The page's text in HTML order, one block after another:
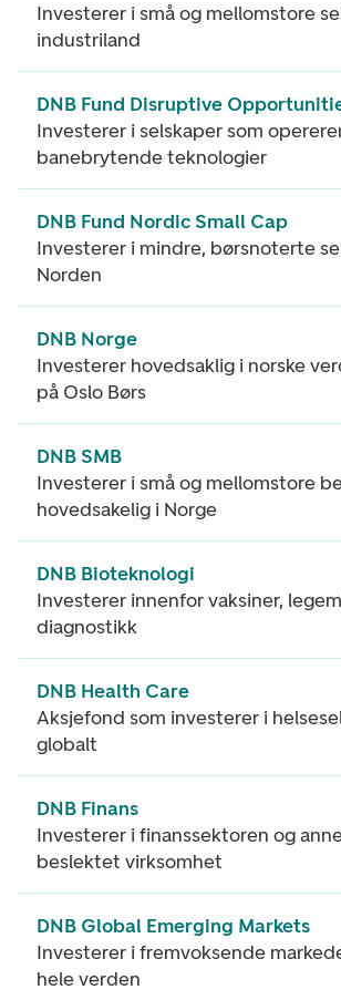
Investerer i små og mellomstore
industriland
DNB Fund Disruptive
Investerer i selskaper som
banebrytende teknologier
DNB Fund Nordic Small Cap
Investerer i mindre, børsnoterte
Norden
DNB Norge
Investerer hovedsaklig i norske
på Oslo Børs
DNB SMB
Investerer i små og mellomstore
hovedsakelig i Norge
DNB Bioteknologi
Investerer innenfor vaksiner,
diagnostikk
DNB Health Care
Aksjefond som investerer i
globalt
DNB Finans
Investerer i finanssektoren og
beslektet virksomhet
DNB Global Emerging Markets
Investerer i fremvoksende
hele verden